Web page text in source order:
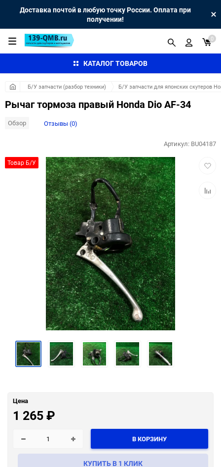
Доставка почтой в любую точку России. Оплата при
получении!
КАТАЛОГ ТОВАРОВ
0
Б/У запчасти (разбор техники) Б/У запчасти для японских скутеров
Рычаг тормоза правый Honda Dio AF-34
Обзор Отзывы (0)
Товар Б/У
Артикул: BU04187
Цена
1 265₽
В КОРЗИНУ
КУПИТЬ В 1 КЛИК